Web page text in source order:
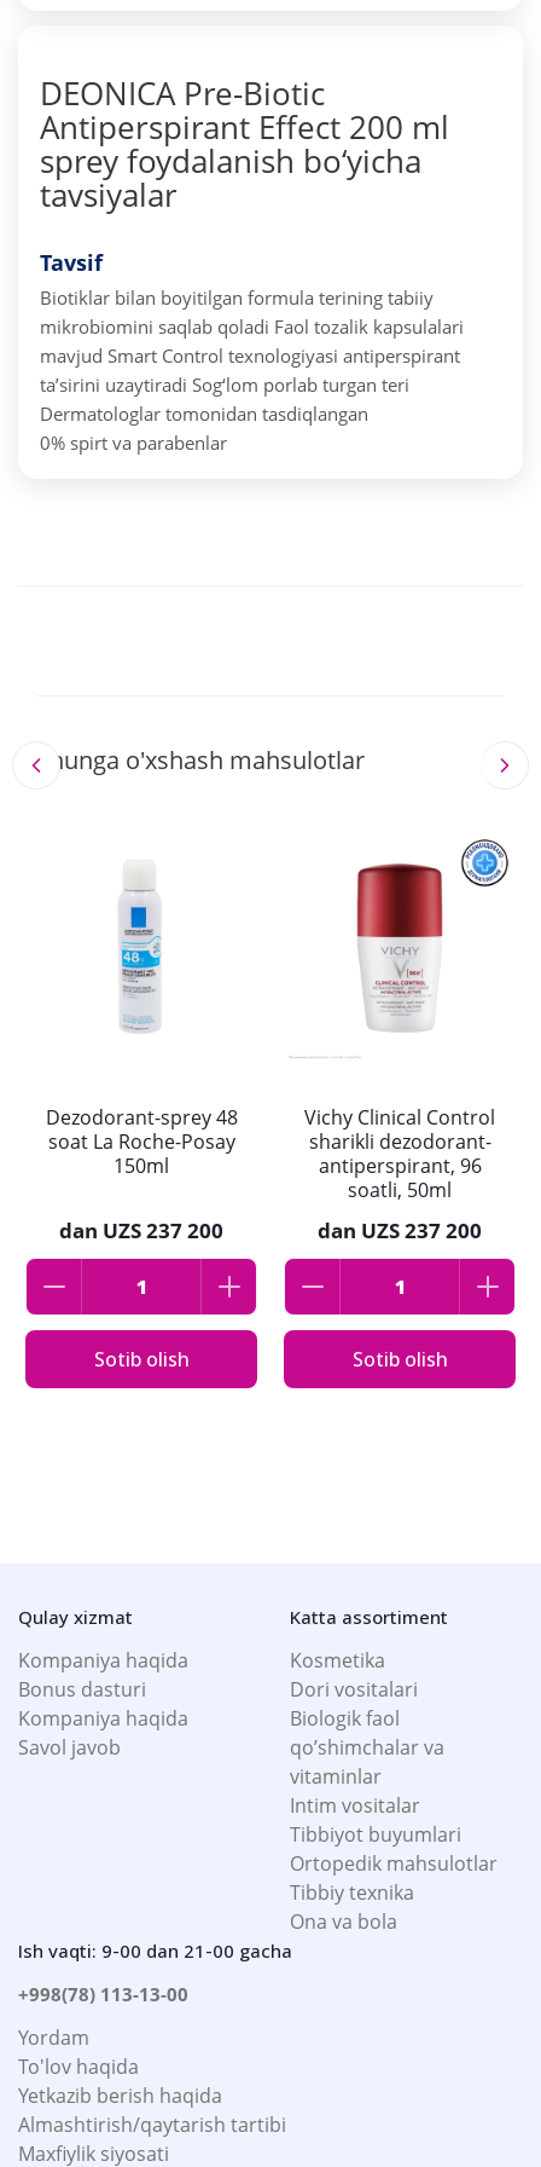
DEONICA Pre-Biotic
Antiperspirant Effect 200 ml
sprey foydalanish bo‘yicha
tavsiyalar
Tavsif
Biotiklar bilan boyitilgan formula terining tabiiy
mikrobiomini saqlab qoladi Faol tozalik kapsulalari
mavjud Smart Control texnologiyasi antiperspirant
ta’sirini uzaytiradi Sog‘lom porlab turgan teri
Dermatologlar tomonidan tasdiqlangan
0% spirt va parabenlar
Shunga o'xshash mahsulotlar
Dezodorant-sprey 48
soat La Roche-Posay
150ml
dan UZS 237 200
Sotib olish
Vichy Clinical Control
sharikli dezodorant-
antiperspirant, 96
soatli, 50ml
dan UZS 237 200
Sotib olish
Qulay xizmat
Kompaniya haqida
Bonus dasturi
Kompaniya haqida
Savol javob
Katta assortiment
Kosmetika
Dori vositalari
Biologik faol
qo’shimchalar va
vitaminlar
Intim vositalar
Tibbiyot buyumlari
Ortopedik mahsulotlar
Tibbiy texnika
Ona va bola
Ish vaqti: 9-00 dan 21-00 gacha
+998(78) 113-13-00
Yordam
To'lov haqida
Yetkazib berish haqida
Almashtirish/qaytarish tartibi
Maxfiylik siyosati